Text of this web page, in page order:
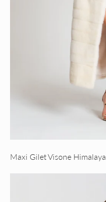
Maxi Gilet Visone Himalaya